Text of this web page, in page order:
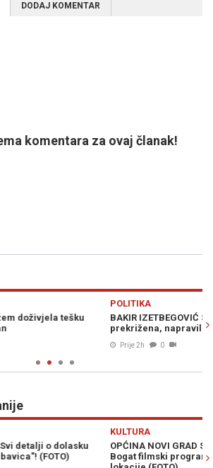
DODAJ KOMENTAR
komentara za ovaj članak!
U POBJEDU SDA: "Trojka je
samo belaj"
I SFF UČVRSTILI PARTNERSTVO:
za sve generacije na tri festivalske